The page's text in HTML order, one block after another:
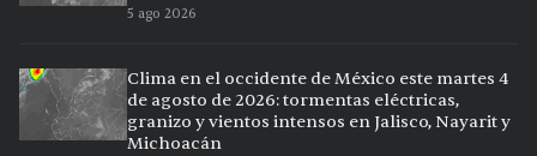
5 ago 2026
Clima en el occidente de México este martes 4
de agosto de 2026: tormentas eléctricas,
granizo y vientos intensos en Jalisco, Nayarit y
Michoacán